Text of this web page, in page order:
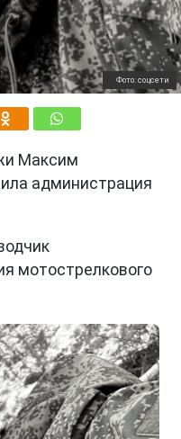
Фото: соцсети
Максим
администрация
мотострелкового